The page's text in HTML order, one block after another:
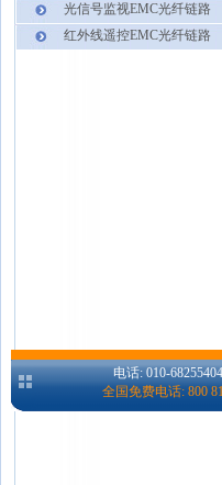
光信号监视EMC光纤链路
红外线遥控EMC光纤链路
电话: 010-
全国免费电话: 800 810